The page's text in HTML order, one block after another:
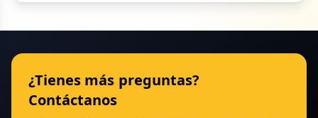
¿Tienes más preguntas?
Contáctanos